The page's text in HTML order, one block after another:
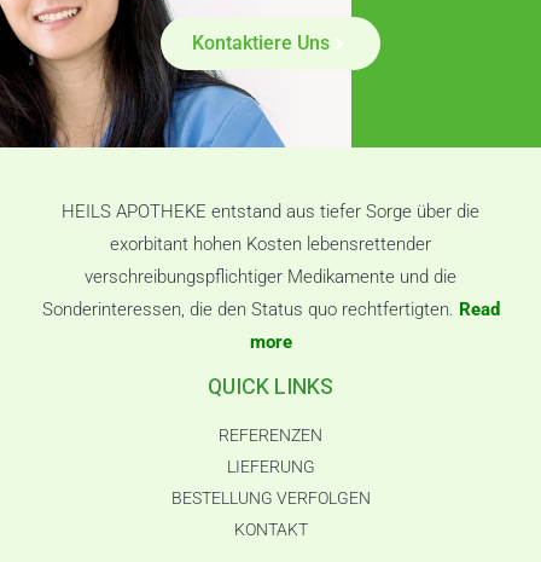
Kontaktiere Uns
HEILS APOTHEKE entstand aus tiefer Sorge über die
exorbitant hohen Kosten lebensrettender
verschreibungspflichtiger Medikamente und die
Sonderinteressen, die den Status quo rechtfertigten. Read
more
QUICK LINKS
REFERENZEN
LIEFERUNG
BESTELLUNG VERFOLGEN
KONTAKT